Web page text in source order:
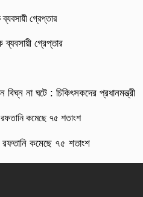
গ্রেপ্তার
বিঘ্ন না ঘটে : চিকিৎসকদের প্রধানমন্ত্রী
কমেছে ৭৫ শতাংশ